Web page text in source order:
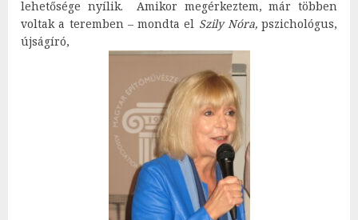
lehetősége nyílik. Amikor megérkeztem, már többen
voltak a teremben – mondta el Szily Nóra, pszichológus,
újságíró,